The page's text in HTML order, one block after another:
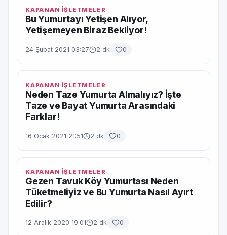
KAPANAN İŞLETMELER
Bu Yumurtayı Yetişen Alıyor,
Yetişemeyen Biraz Bekliyor!
24 Şubat 2021 03:27 2 dk 0
KAPANAN İŞLETMELER
Neden Taze Yumurta Almalıyız? İşte
Taze ve Bayat Yumurta Arasındaki
Farklar!
16 Ocak 2021 21:51 2 dk 0
KAPANAN İŞLETMELER
Gezen Tavuk Köy Yumurtası Neden
Tüketmeliyiz ve Bu Yumurta Nasıl Ayırt
Edilir?
12 Aralık 2020 19:01 2 dk 0